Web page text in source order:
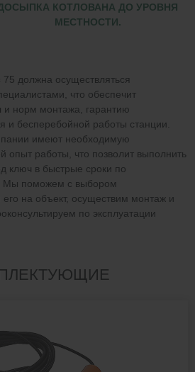
КОТЛОВАНА ДО УРОВНЯ
МЕСТНОСТИ.
75 должна осуществляться
что обеспечит
и норм монтажа, гарантию
и бесперебойной работы станции.
имеют необходимую
опыт работы, что позволит выполнить
ключ в быстрые сроки по
Мы поможем с выбором
на объект, осуществим монтаж и
по эксплуатации